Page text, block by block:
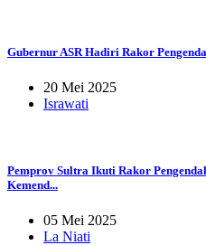
Gubernur ASR Hadiri Rakor
20 Mei 2025
Israwati
Pemprov Sultra Ikuti Rakor
Kemend...
05 Mei 2025
La Niati